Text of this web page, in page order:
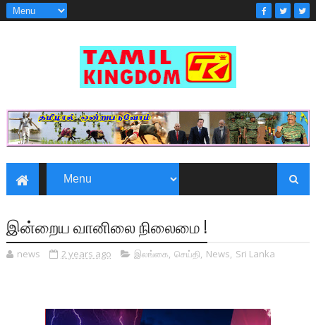
இன்றைய வானிலை நிலைமை !
news 2 years ago இலங்கை, செய்தி, News, Sri Lanka